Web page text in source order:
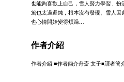
也能夠喜歡上自己，雪人努力學習、扮
篤也太過遲鈍，根本沒有發現。雪人因
也心情開始變得煩躁…
作者介紹
作者介紹 ■作者簡介舟斎 文子■譯者簡